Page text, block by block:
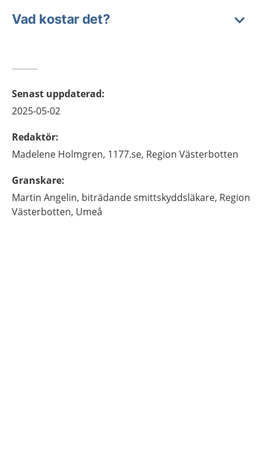
Vad kostar det?
Senast uppdaterad:
2025-05-02
Redaktör:
Madelene Holmgren, 1177.se, Region Västerbotten
Granskare:
Martin Angelin, biträdande smittskyddsläkare, Region
Västerbotten, Umeå